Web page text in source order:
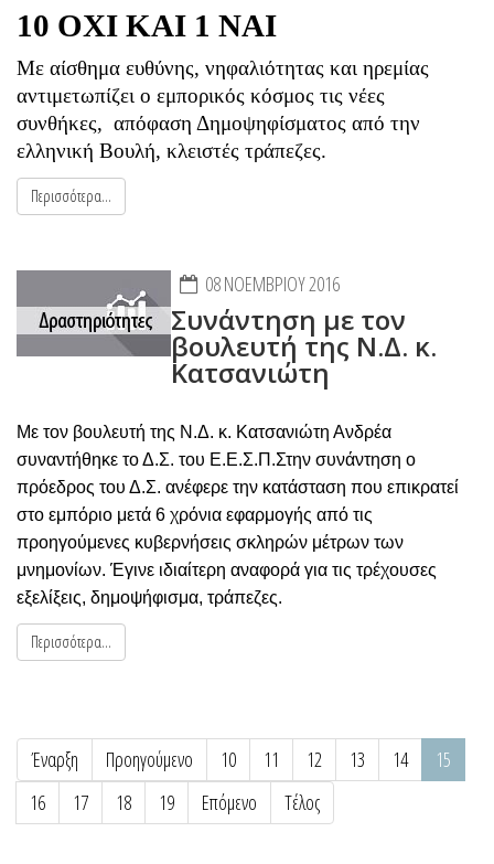
10 ΟΧΙ ΚΑΙ 1 ΝΑΙ
Με αίσθημα ευθύνης, νηφαλιότητας και ηρεμίας
αντιμετωπίζει ο εμπορικός κόσμος τις νέες
συνθήκες, απόφαση Δημοψηφίσματος από την
ελληνική Βουλή, κλειστές τράπεζες.
Περισσότερα...
08 ΝΟΕΜΒΡΊΟΥ 2016
Συνάντηση με τον
βουλευτή της Ν.Δ. κ.
Κατσανιώτη
Με τον βουλευτή της Ν.Δ. κ. Κατσανιώτη Ανδρέα
συναντήθηκε το Δ.Σ. του Ε.Ε.Σ.Π.Στην συνάντηση ο
πρόεδρος του Δ.Σ. ανέφερε την κατάσταση που επικρατεί
στο εμπόριο μετά 6 χρόνια εφαρμογής από τις
προηγούμενες κυβερνήσεις σκληρών μέτρων των
μνημονίων. Έγινε ιδιαίτερη αναφορά για τις τρέχουσες
εξελίξεις, δημοψήφισμα, τράπεζες.
Περισσότερα...
Έναρξη Προηγούμενο 10 11 12 13 14
15
16
17 18 19 Επόμενο Τέλος